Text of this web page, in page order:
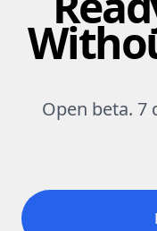
Open beta. 7